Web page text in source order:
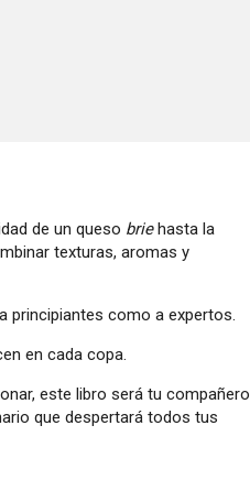
de un queso briehasta la
texturas, aromas y
principiantes como a expertos.
en cada copa.
este libro será tu compañero
que despertará todos tus